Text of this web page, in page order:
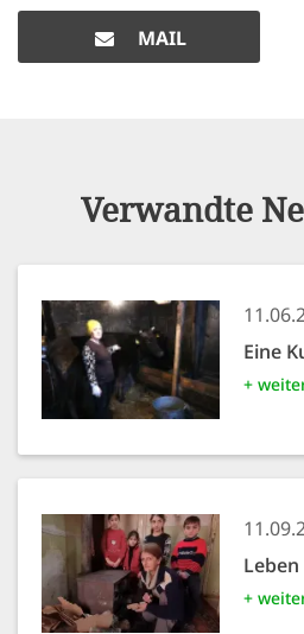
MAIL
Verwandte
Eine
+
+